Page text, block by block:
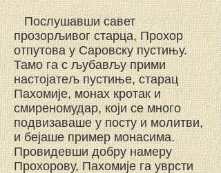
Послушавши савет
прозорљивог старца, Прохор
отпутова у Саровску пустињу.
Тамо га с љубављу прими
настојатељ пустиње, старац
Пахомије, монах кротак и
смиреномудар, који се много
подвизаваше у посту и молитви,
и бејаше пример монасима.
Провидевши добру намеру
Прохорову, Пахомије га уврсти